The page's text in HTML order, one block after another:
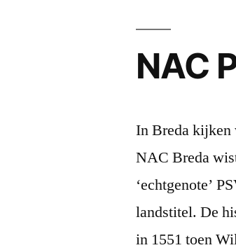
NAC
In Breda kijken
NAC Breda
‘echtgenote’
landstitel. De
in 1551 toen